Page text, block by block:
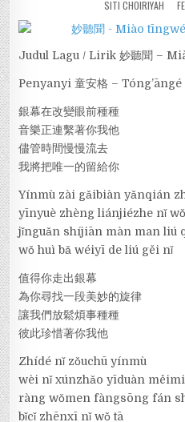
SITI CHOIRIYAH
Judul Lagu / Lirik 妙聽聞 –
Penyanyi 童安格 – Tóng’āngé
銀幕在改變眼前種種
音樂正連繫著你我他
儘管時間慢慢流去
我將把唯一的留給你
Yínmù zài gǎibiàn yǎnqián
yīnyuè zhèng liánjiézhe nǐ
jǐnguǎn shíjiān màn man liú
wǒ huì bǎ wéiyī de liú gěi nǐ
值得你走出銀幕
為你尋找一段美妙的旋律
讓我們放鬆煩事種種
彼此珍惜著你我他
Zhídé nǐ zǒuchū yínmù
wèi nǐ xúnzhǎo yīduàn
ràng wǒmen fàngsōng fán
bǐcǐ zhēnxī nǐ wǒ tā